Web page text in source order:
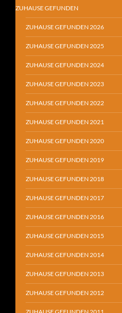
ZUHAUSE GEFUNDEN
ZUHAUSE GEFUNDEN 2026
ZUHAUSE GEFUNDEN 2025
ZUHAUSE GEFUNDEN 2024
ZUHAUSE GEFUNDEN 2023
ZUHAUSE GEFUNDEN 2022
ZUHAUSE GEFUNDEN 2021
ZUHAUSE GEFUNDEN 2020
ZUHAUSE GEFUNDEN 2019
ZUHAUSE GEFUNDEN 2018
ZUHAUSE GEFUNDEN 2017
ZUHAUSE GEFUNDEN 2016
ZUHAUSE GEFUNDEN 2015
ZUHAUSE GEFUNDEN 2014
ZUHAUSE GEFUNDEN 2013
ZUHAUSE GEFUNDEN 2012